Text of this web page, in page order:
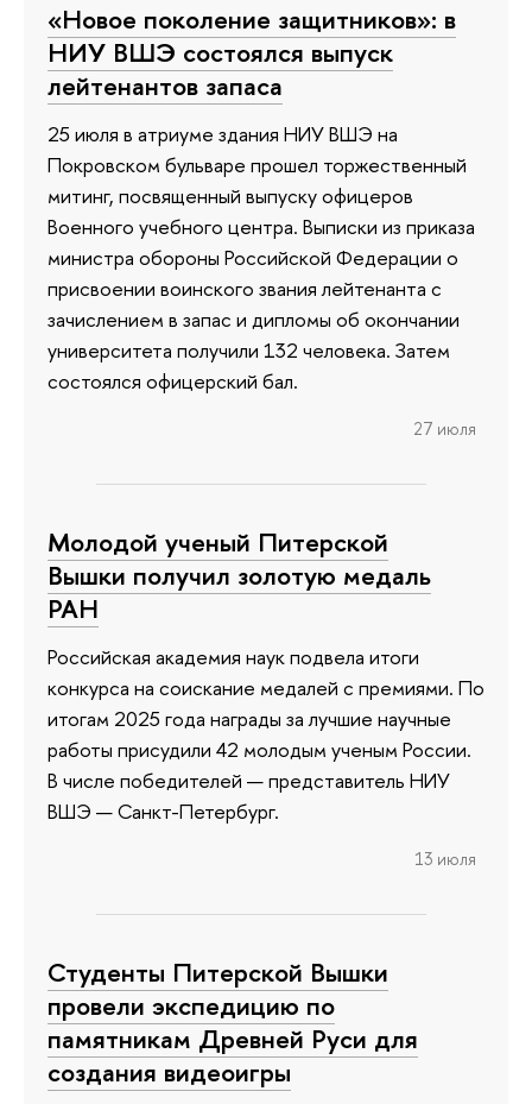
«Новое поколение защитников»: в
НИУ ВШЭ состоялся выпуск
лейтенантов запаса
25 июля в атриуме здания НИУ ВШЭ на
Покровском бульваре прошел торжественный
митинг, посвященный выпуску офицеров
Военного учебного центра. Выписки из приказа
министра обороны Российской Федерации о
присвоении воинского звания лейтенанта с
зачислением в запас и дипломы об окончании
университета получили 132 человека. Затем
состоялся офицерский бал.
27 июля
Молодой ученый Питерской
Вышки получил золотую медаль
РАН
Российская академия наук подвела итоги
конкурса на соискание медалей с премиями. По
итогам 2025 года награды за лучшие научные
работы присудили 42 молодым ученым России.
В числе победителей — представитель НИУ
ВШЭ — Санкт-Петербург.
13 июля
Студенты Питерской Вышки
провели экспедицию по
памятникам Древней Руси для
создания видеоигры